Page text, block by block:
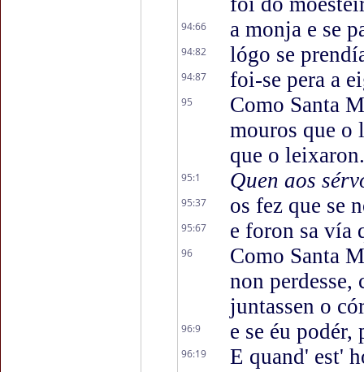
94:66 a monja e se
94:82 lógo se
94:87 foi-se pera a
95
Como Santa
mouros que o
que o leixaron.
95:1 Quen aos
95:37 os fez que se
95:67 e foron sa vía
96
Como Santa
non perdesse,
juntassen o
96:9 e se éu
96:19 E quand' est'